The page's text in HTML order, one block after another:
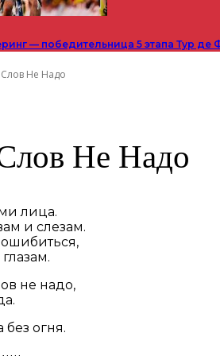
— победительница 5 этапа Тур
Не Надо
Не Надо
лица.
и слезам.
не надо,
огня.